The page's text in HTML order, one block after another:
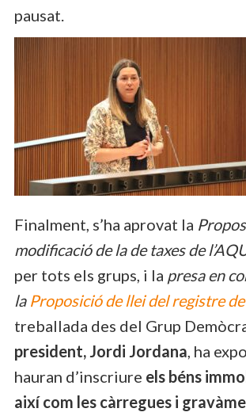
pausat.
Finalment, s’ha aprovat la
modificació de la de taxes de
per tots els grups, i la presa en
la Proposició de llei del registre
treballada des del Grup
president, Jordi Jordana, ha
hauran d’inscriure els béns
així com les càrregues i